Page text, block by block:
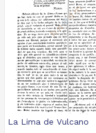
La Lima de Vulcano